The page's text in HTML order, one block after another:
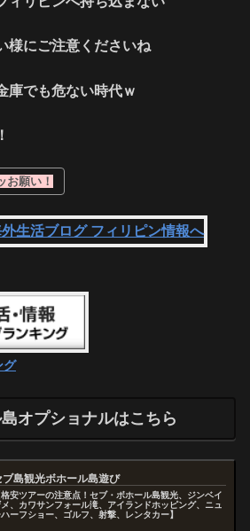
様にご注意くださいね
庫でも危ない時代ｗ
お願い！
グ
オプショナルはこちら
ブ島観光ボホール島遊び
格安ツアーの注意点！セブ・ボホール島観光、ジンベイ
、カワサンフォール滝、アイランドホッピング、ニュ
ハーフショー、ゴルフ、射撃、レンタカー】